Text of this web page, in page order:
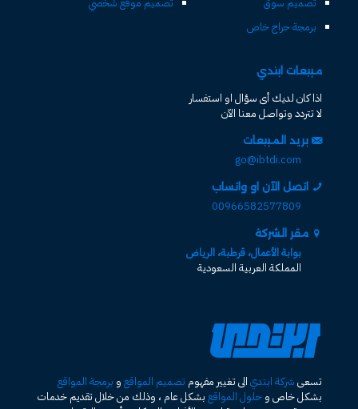
برمجة حراج خاص
مبيعات ابتدي
اذا كان لديك أى سؤال او استفسار
لا تتردد وتواصل معنا الآن
بريد المبيعات
go@ibtdi.com
اتصل الآن او واتساب
00966582577809
مقر الشركة
بوابة الأعمال، قرطبة، الرياض
المملكة العربية السعودية
تسعى شركة ابتدي الى تغيير مفهوم تصميم المواقع و برمجة المواقع
بشكل خاص و حلول المواقع بشكل عام ، وذلك من خلال تقديم خدمات